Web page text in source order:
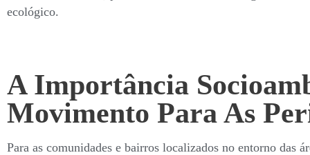
ecológico.
A Importância
Movimento Para As
Para as comunidades e bairros localizados no entorno das